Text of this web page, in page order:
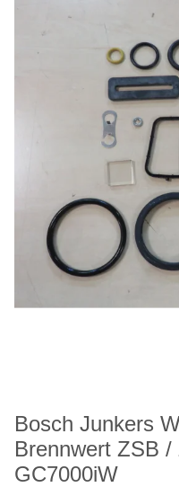
Bosch Junkers
Brennwert ZSB
GC7000iW